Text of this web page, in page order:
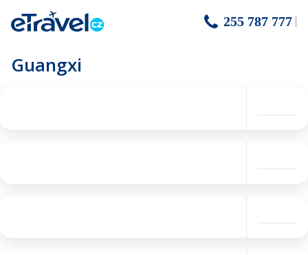
255 787 777
Guangxi